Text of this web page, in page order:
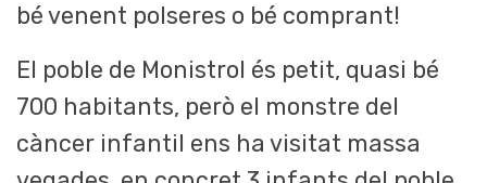
bé venent polseres o bé comprant!
El poble de Monistrol és petit, quasi bé
700 habitants, però el monstre del
càncer infantil ens ha visitat massa